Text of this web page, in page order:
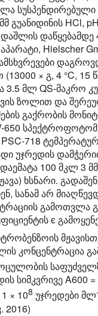
გუანიდინის HCl,
დაწყებამდე
Hielscher
× გ, 4 °C, 15
3.5 მლ QS-მაკრო
ზოლით და
გაქრობის
V-650
718
უჯრედის
100 მკლ 3
ხსნარი.
სანამ არ
გამოთვლა
ϵ
კონცენტრაცია
სიმკვრივე A600 =
× 108 უჯრედები მლ
2016)